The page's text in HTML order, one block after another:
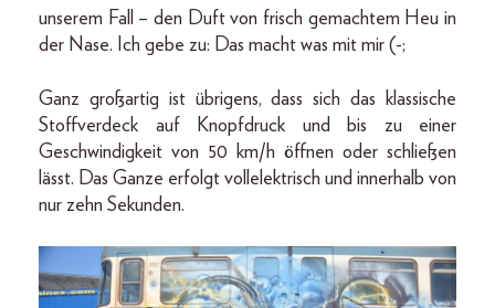
unserem Fall – den Duft von frisch gemachtem Heu in
der Nase. Ich gebe zu: Das macht was mit mir (-;
Ganz großartig ist übrigens, dass sich das klassische
Stoffverdeck auf Knopfdruck und bis zu einer
Geschwindigkeit von 50 km/h öffnen oder schließen
lässt. Das Ganze erfolgt vollelektrisch und innerhalb von
nur zehn Sekunden.